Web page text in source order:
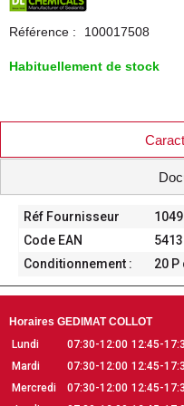
Référence : 100017508
Habituellement de stock
Réf Fournisseur
Code EAN
Conditionnement :
20
Horaires GEDIMAT COLLOT
Lundi
07:30-12:00 12:45-
Mardi
07:30-12:00 12:45-
Mercredi
07:30-12:00 12:45-